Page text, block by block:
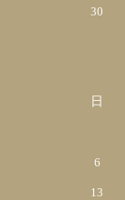
30
日
6
13